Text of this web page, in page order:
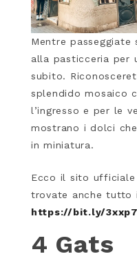
Mentre passeggiate
alla pasticceria per
subito.
splendido mosaico
l’ingresso e per le
mostrano i dolci
in miniatura.
Ecco il sito
trovate anche tutto
https://bit.ly/
4 Gats